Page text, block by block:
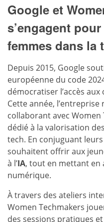
Google et
s’engagent pour
femmes dans la
Depuis 2015, Google
européenne du code
démocratiser l’accès
Cette année,
collaborant avec
dédié à la valorisation
tech. En conjuguant
souhaitent offrir aux
à l’IA, tout en mettant en
numérique.
À travers des ateliers
Women Techmakers
des sessions pratiques